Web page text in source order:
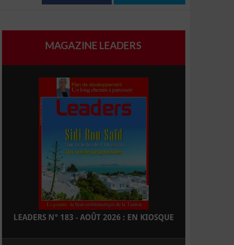
MAGAZINE LEADERS
LEADERS N° 183 - AOÛT 2026 : EN KIOSQUE